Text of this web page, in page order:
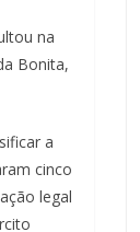
na
Bonita,
a
cinco
legal